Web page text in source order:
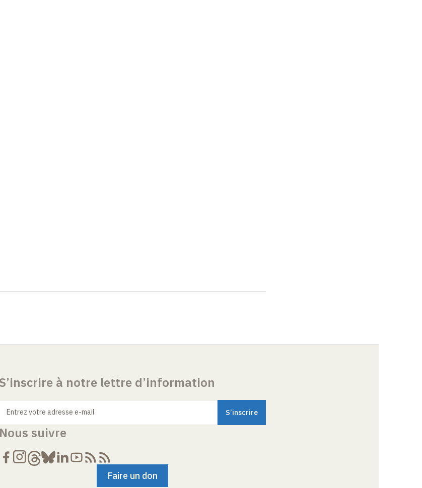
à notre lettre d’information
Entrez votre adresse e-mail
suivre
Faire un don